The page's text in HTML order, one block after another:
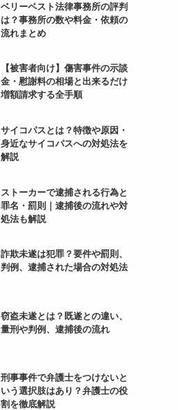
ベリーベスト法律事務所の評判
は？事務所の数や料金・依頼の
流れまとめ
【被害者向け】傷害事件の示談
金・慰謝料の相場と出来るだけ
増額請求する全手順
サイコパスとは？特徴や原因・
身近なサイコパスへの対処法を
解説
ストーカーで逮捕される行為と
罪名・罰則｜逮捕後の流れや対
処法も解説
詐欺未遂は犯罪？要件や罰則、
判例、逮捕された場合の対処法
窃盗未遂とは？既遂との違い、
量刑や判例、逮捕後の流れ
刑事事件で弁護士をつけないと
いう選択肢はあり？弁護士の役
割を徹底解説